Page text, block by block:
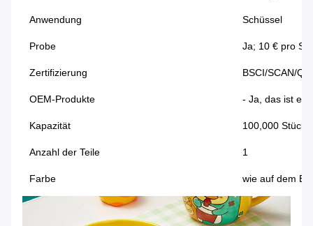
Anwendung Schüssel
Probe Ja; 10 € pro
Zertifizierung BSCI/SCAN/
OEM-Produkte - Ja, das ist es.
Kapazität 100,000 Stück/
Anzahl der Teile 1
Farbe wie auf dem